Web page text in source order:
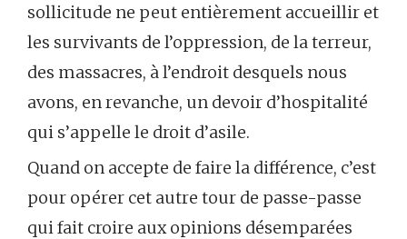
sollicitude ne peut entièrement accueillir et
les survivants de l’oppression, de la terreur,
des massacres, à l’endroit desquels nous
avons, en revanche, un devoir d’hospitalité
qui s’appelle le droit d’asile.
Quand on accepte de faire la différence, c’est
pour opérer cet autre tour de passe-passe
qui fait croire aux opinions désemparées